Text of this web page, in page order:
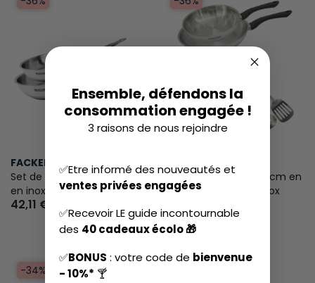
FACKELMANN
Set de 2 poêles 24 et 28 cm
en inox Fackelmann Eterna
42,11 €
FACKELMANN
Set 2 poêles 20 et 28 cm en
inox et 6 ustensiles inox
47,47 € 74,99 €
-34%
Ensemble, défendons la
consommation engagée !
3 raisons de nous rejoindre
✅Etre informé des nouveautés et
ventes privées engagées
✅Recevoir LE guide incontournable
des 40 cadeaux écolo 🎁
✅BONUS : votre code de bienvenue
- 10%* 🍸